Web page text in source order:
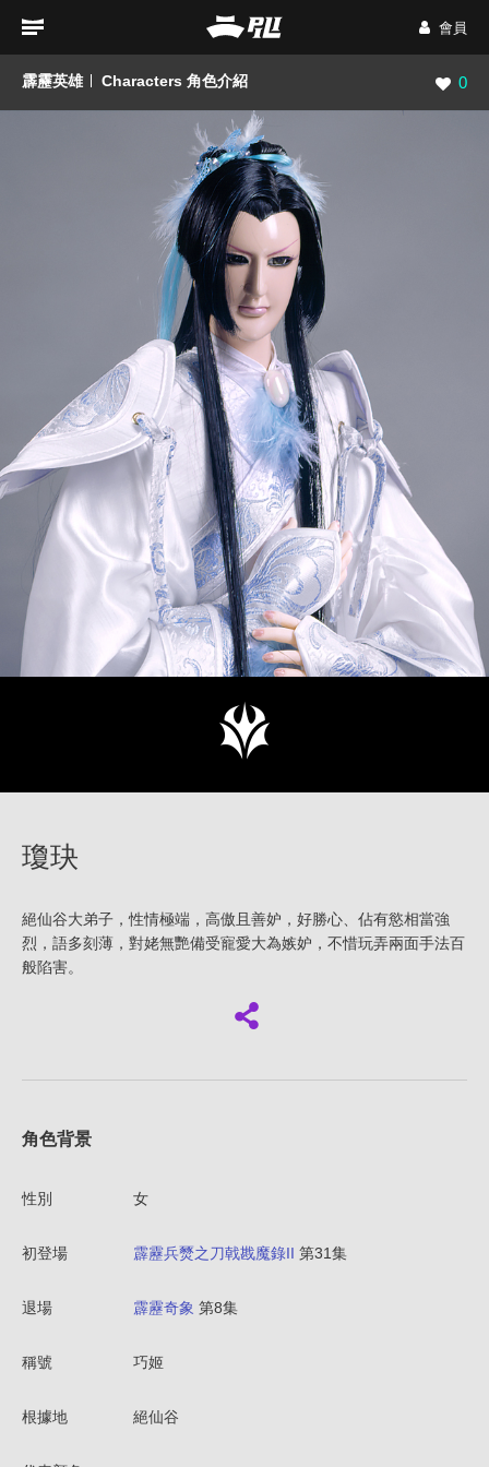
會員
霹靂英雄 Characters 角色介紹 瀏覽
0
瓊玦
絕仙谷大弟子，性情極端，高傲且善妒，好勝心、佔有慾相當強
烈，語多刻薄，對姥無艷備受寵愛大為嫉妒，不惜玩弄兩面手法百
般陷害。
角色背景
性別 女
初登場 霹靂兵燹之刀戟戡魔錄II 第31集
退場 霹靂奇象 第8集
稱號 巧姬
根據地 絕仙谷